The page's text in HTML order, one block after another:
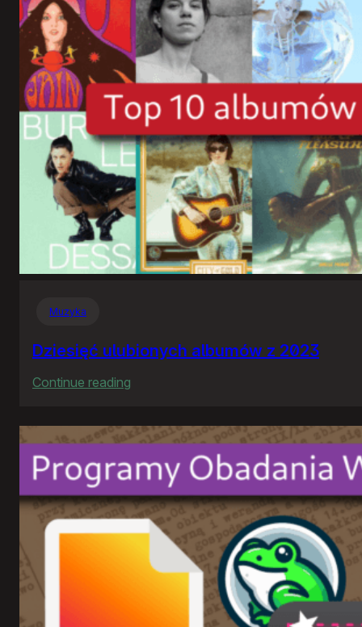
Muzyka
Dziesięć ulubionych albumów z 2023
Continue reading
ulubionych
albumów
z
2023